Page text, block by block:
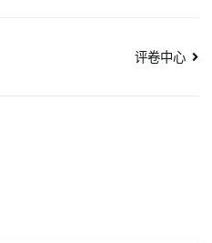
评卷中心